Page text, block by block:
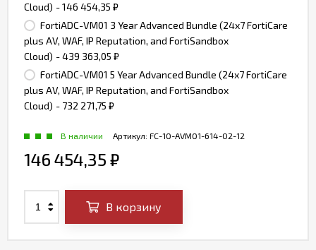
Cloud) - 146 454,35 ₽
FortiADC-VM01 3 Year Advanced Bundle (24x7 FortiCare
plus AV, WAF, IP Reputation, and FortiSandbox
Cloud) - 439 363,05 ₽
FortiADC-VM01 5 Year Advanced Bundle (24x7 FortiCare
plus AV, WAF, IP Reputation, and FortiSandbox
Cloud) - 732 271,75 ₽
Артикул: FC-10-AVM01-614-02-12
В наличии
146 454,35 ₽
В корзину